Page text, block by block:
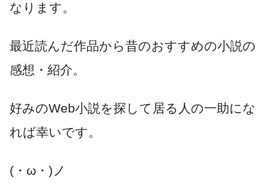
なります。
最近読んだ作品から昔のおすすめの小説の
感想・紹介。
好みのWeb小説を探して居る人の一助にな
れば幸いです。
(・ω・)ノ